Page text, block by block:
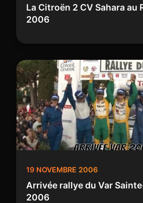
La Citroën 2 CV Sahara au
2006
19 NOVEMBRE 2006
Arrivée rallye du Var
2006